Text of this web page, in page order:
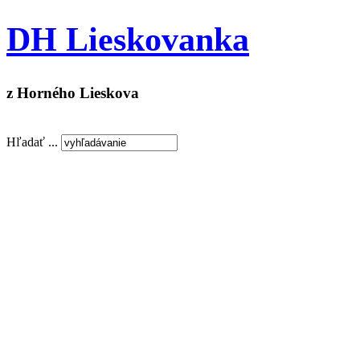
DH Lieskovanka
z Horného Lieskova
Hľadať ...